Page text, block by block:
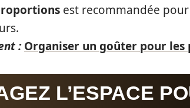
est recommandée
: Organiser un goûter pour les
L’ESPACE